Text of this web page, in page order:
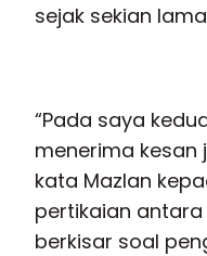
sejak sekian
“Pada saya
menerima kesan
kata Mazlan
pertikaian antara
berkisar soal